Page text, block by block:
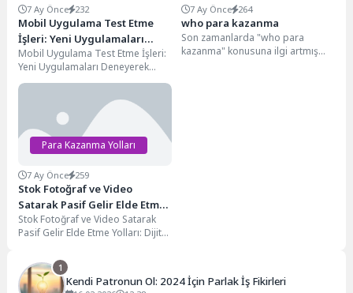
7 Ay Önce 232
Mobil Uygulama Test Etme
İşleri: Yeni Uygulamaları
Deneyerek Kazanın
Mobil Uygulama Test Etme İşleri:
Yeni Uygulamaları Deneyerek
Kazanın Dijital çağın hızla
7 Ay Önce 264
who para kazanma
Son zamanlarda "who para
kazanma" konusuna ilgi artmış
Para Kazanma Yolları
7 Ay Önce 259
Stok Fotoğraf ve Video
Satarak Pasif Gelir Elde Etme
Yolları
Stok Fotoğraf ve Video Satarak
Pasif Gelir Elde Etme Yolları: Dijital
1
Kendi Patronun Ol: 2024 İçin Parlak İş Fikirleri